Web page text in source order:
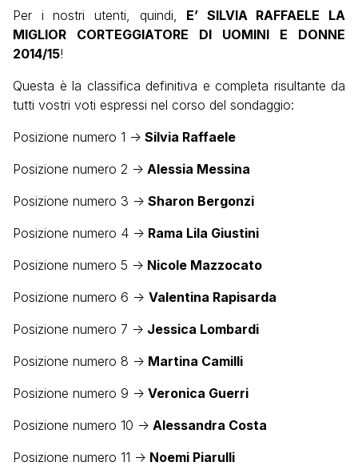
Per i nostri utenti, quindi, E’ SILVIA RAFFAELE LA
MIGLIOR CORTEGGIATORE DI UOMINI E DONNE
2014/15!
Questa è la classifica definitiva e completa risultante da
tutti vostri voti espressi nel corso del sondaggio:
Posizione numero 1 -> Silvia Raffaele
Posizione numero 2 -> Alessia Messina
Posizione numero 3 -> Sharon Bergonzi
Posizione numero 4 -> Rama Lila Giustini
Posizione numero 5 -> Nicole Mazzocato
Posizione numero 6 -> Valentina Rapisarda
Posizione numero 7 -> Jessica Lombardi
Posizione numero 8 -> Martina Camilli
Posizione numero 9 -> Veronica Guerri
Posizione numero 10 -> Alessandra Costa
Posizione numero 11 -> Noemi Piarulli